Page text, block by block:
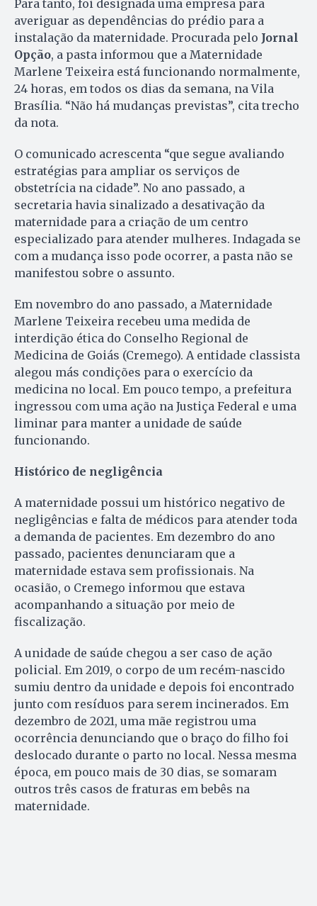
Para tanto, foi designada uma empresa para
averiguar as dependências do prédio para a
instalação da maternidade. Procurada pelo Jornal
Opção, a pasta informou que a Maternidade
Marlene Teixeira está funcionando normalmente,
24 horas, em todos os dias da semana, na Vila
Brasília. “Não há mudanças previstas”, cita trecho
da nota.
O comunicado acrescenta “que segue avaliando
estratégias para ampliar os serviços de
obstetrícia na cidade”. No ano passado, a
secretaria havia sinalizado a desativação da
maternidade para a criação de um centro
especializado para atender mulheres. Indagada se
com a mudança isso pode ocorrer, a pasta não se
manifestou sobre o assunto.
Em novembro do ano passado, a Maternidade
Marlene Teixeira recebeu uma medida de
interdição ética do Conselho Regional de
Medicina de Goiás (Cremego). A entidade classista
alegou más condições para o exercício da
medicina no local. Em pouco tempo, a prefeitura
ingressou com uma ação na Justiça Federal e uma
liminar para manter a unidade de saúde
funcionando.
Histórico de negligência
A maternidade possui um histórico negativo de
negligências e falta de médicos para atender toda
a demanda de pacientes. Em dezembro do ano
passado, pacientes denunciaram que a
maternidade estava sem profissionais. Na
ocasião, o Cremego informou que estava
acompanhando a situação por meio de
fiscalização.
A unidade de saúde chegou a ser caso de ação
policial. Em 2019, o corpo de um recém-nascido
sumiu dentro da unidade e depois foi encontrado
junto com resíduos para serem incinerados. Em
dezembro de 2021, uma mãe registrou uma
ocorrência denunciando que o braço do filho foi
deslocado durante o parto no local. Nessa mesma
época, em pouco mais de 30 dias, se somaram
outros três casos de fraturas em bebês na
maternidade.